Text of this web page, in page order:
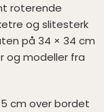
roterende
og slitesterk
på 34 × 34 cm
og modeller fra
cm over bordet